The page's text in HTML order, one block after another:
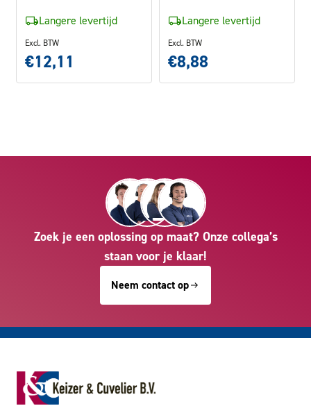
Langere levertijd
Excl. BTW
€12,11
Langere levertijd
Excl. BTW
€8,88
Zoek je een oplossing op maat? Onze collega’s
staan voor je klaar!
Neem contact op